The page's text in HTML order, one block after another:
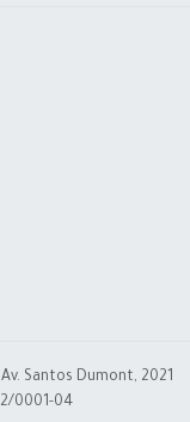
Santos Dumont, 2021
0001-04